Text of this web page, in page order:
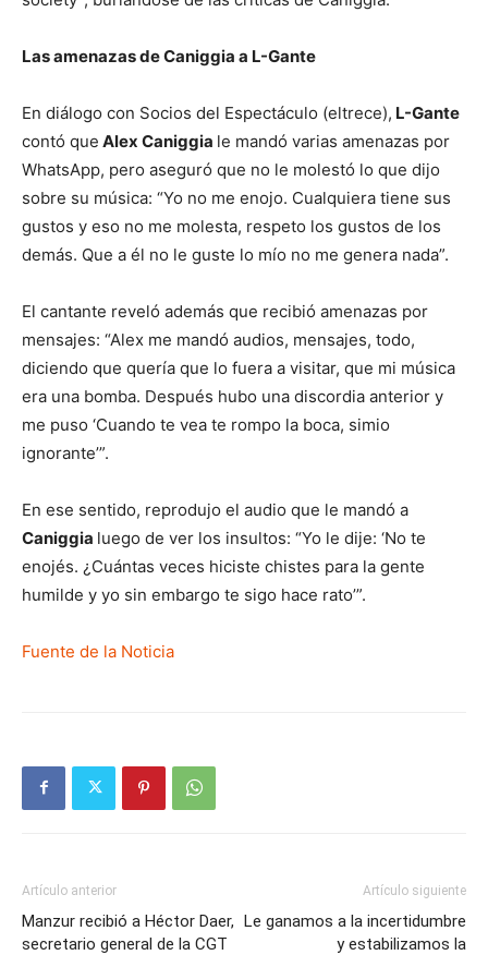
Las amenazas de Caniggia a L-Gante
En diálogo con Socios del Espectáculo (eltrece), L-Gante
contó que Alex Caniggia le mandó varias amenazas por
WhatsApp, pero aseguró que no le molestó lo que dijo
sobre su música: “Yo no me enojo. Cualquiera tiene sus
gustos y eso no me molesta, respeto los gustos de los
demás. Que a él no le guste lo mío no me genera nada”.
El cantante reveló además que recibió amenazas por
mensajes: “Alex me mandó audios, mensajes, todo,
diciendo que quería que lo fuera a visitar, que mi música
era una bomba. Después hubo una discordia anterior y
me puso ‘Cuando te vea te rompo la boca, simio
ignorante’”.
En ese sentido, reprodujo el audio que le mandó a
Caniggia luego de ver los insultos: “Yo le dije: ‘No te
enojés. ¿Cuántas veces hiciste chistes para la gente
humilde y yo sin embargo te sigo hace rato’”.
Fuente de la Noticia
Artículo anterior
Manzur recibió a Héctor Daer,
secretario general de la CGT
Artículo siguiente
Le ganamos a la incertidumbre
y estabilizamos la